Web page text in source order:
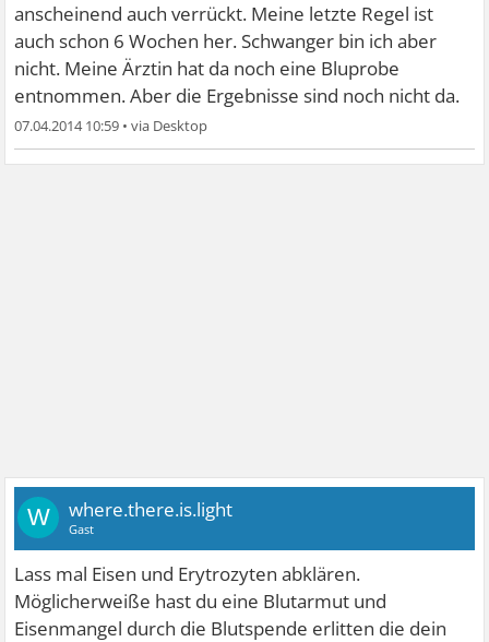
anscheinend auch verrückt. Meine letzte Regel ist
auch schon 6 Wochen her. Schwanger bin ich aber
nicht. Meine Ärztin hat da noch eine Bluprobe
entnommen. Aber die Ergebnisse sind noch nicht da.
07.04.2014 10:59 •
W where.there.is.light
Gast
Lass mal Eisen und Erytrozyten abklären.
Möglicherweiße hast du eine Blutarmut und
Eisenmangel durch die Blutspende erlitten die dein